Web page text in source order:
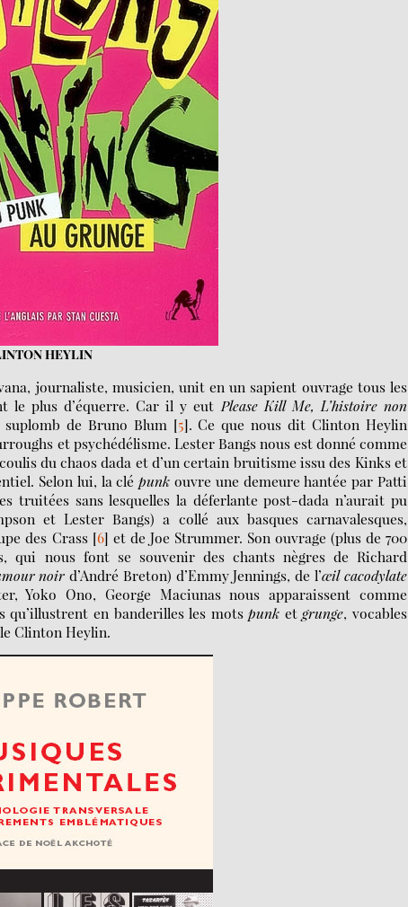
HEYLIN
journaliste, musicien, unit en un sapient ouvrage tous les
le plus d’équerre. Car il y eut Please Kill Me, L’histoire non
de Bruno Blum [5]. Ce que nous dit Clinton Heylin
et psychédélisme. Lester Bangs nous est donné comme
du chaos dada et d’un certain bruitisme issu des Kinks et
Selon lui, la clépunk ouvre une demeure hantée par Patti
truitées sans lesquelles la déferlante post-dada n’aurait pu
et Lester Bangs) a collé aux basques carnavalesques,
des Crass[6] et de Joe Strummer. Son ouvrage (plus de 700
qui nous font se souvenir des chants nègres de Richard
noir d’André Breton) d’Emmy Jennings, de l’œil cacodylate
Yoko Ono, George Maciunas nous apparaissent comme
qu’illustrent en banderilles les motspunk etgrunge, vocables
Clinton Heylin.